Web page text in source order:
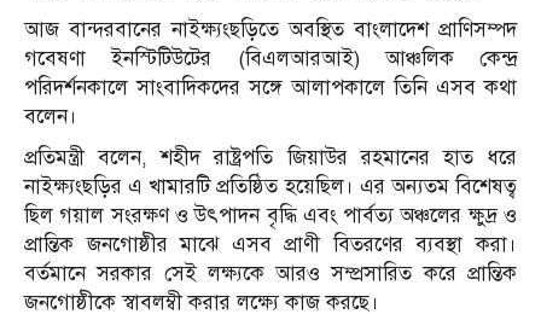
আজ বান্দরবানের নাইক্ষ্যংছড়িতে অবস্থিত বাংলাদেশ প্রাণিসম্পদ
গবেষণা ইনস্টিটিউটের (বিএলআরআই) আঞ্চলিক কেন্দ্র
পরিদর্শনকালে সাংবাদিকদের সঙ্গে আলাপকালে তিনি এসব কথা
বলেন।
প্রতিমন্ত্রী বলেন, শহীদ রাষ্ট্রপতি জিয়াউর রহমানের হাত ধরে
নাইক্ষ্যংছড়ির এ খামারটি প্রতিষ্ঠিত হয়েছিল। এর অন্যতম বিশেষত্ব
ছিল গয়াল সংরক্ষণ ও উৎপাদন বৃদ্ধি এবং পার্বত্য অঞ্চলের ক্ষুদ্র ও
প্রান্তিক জনগোষ্ঠীর মাঝে এসব প্রাণী বিতরণের ব্যবস্থা করা।
বর্তমানে সরকার সেই লক্ষ্যকে আরও সম্প্রসারিত করে প্রান্তিক
জনগোষ্ঠীকে স্বাবলম্বী করার লক্ষ্যে কাজ করছে।